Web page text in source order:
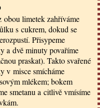
obou limetek zahříváme
s cukrem, dokud se
Přisypeme
a dvě minuty povaříme
praskat). Takto svařené
v misce smícháme
mlékem; bokem
smetanu a citlivě vmísíme